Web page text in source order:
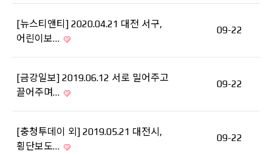
[뉴스티앤티] 2020.04.21 대전 서구,
어린이보…
09-22
[금강일보] 2019.06.12 서로 밀어주고
끌어주며…
09-22
[충청투데이 외] 2019.05.21 대전시,
횡단보도…
09-22